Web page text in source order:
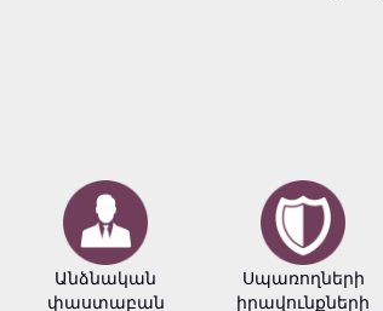
Անձնական
փաստաբան
Սպառողների
իրավունքների